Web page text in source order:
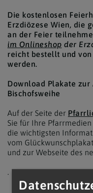
Die kostenlosen
Erzdiözese Wien, die
an der Feier
im Onlineshop der
reicht bestellt und
werden.
Download Plakate zur
Bischofsweihe
Auf der Seite der
Sie für Ihre Pfarrmedien
die wichtigsten
vom
und zur Webseite des
.